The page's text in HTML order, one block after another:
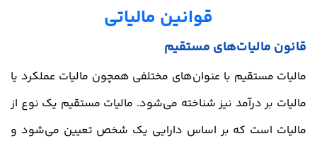
قوانین مالیاتی
قانون مالیات‌های مستقیم
مالیات مستقیم با عنوان‌های مختلفی همچون مالیات عملکرد یا
مالیات بر درآمد نیز شناخته می‌شود. مالیات مستقیم یک نوع از
مالیات است که بر اساس دارایی یک شخص تعیین می‌شود و